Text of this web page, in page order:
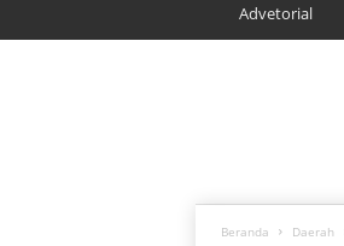
Advetorial
Beranda Daerah